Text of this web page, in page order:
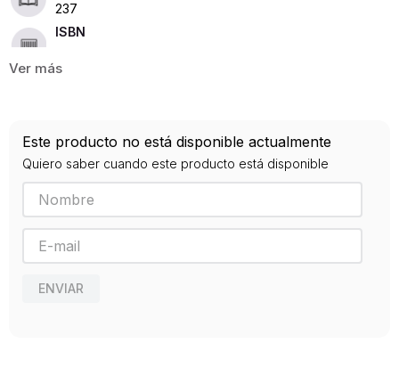
237
ISBN
Editorial
0
Este producto no está disponible actualmente
Quiero saber cuando este producto está disponible
ENVIAR